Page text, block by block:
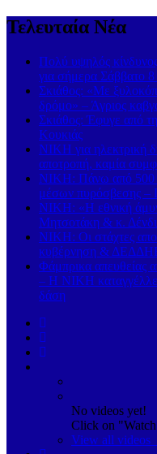
Τελευταία Νέα
Πολύ υψηλός
για σήμερα Σάββατο
Σκιάθος: «Με
δρόμο» – Άγριος
Σκιάθος: Έφυγε από
Κουκιάς
ΝΙΚΗ για ηλεκτρική
αποτροπή, καμία
ΝΙΚΗ: Πάνω από 500
μέσων πυρόσβεσης –
ΝΙΚΗ: «Η εθνική
Μητσοτάκη & κ.
ΝΙΚΗ: Οι στάχτες
κυβέρνηση &
Φάμπρικα απευθείας
– Η ΝΙΚΗ καταγγέλλει
δάση
No videos yet!
Click on
View all videos